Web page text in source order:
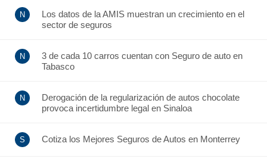
Los datos de la AMIS muestran un crecimiento en el
sector de seguros
3 de cada 10 carros cuentan con Seguro de auto en
Tabasco
Derogación de la regularización de autos chocolate
provoca incertidumbre legal en Sinaloa
Cotiza los Mejores Seguros de Autos en Monterrey